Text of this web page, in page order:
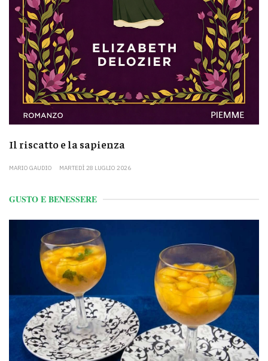
Il riscatto e la sapienza
MARIO GAUDIO MARTEDÌ 28 LUGLIO 2026
GUSTO E BENESSERE